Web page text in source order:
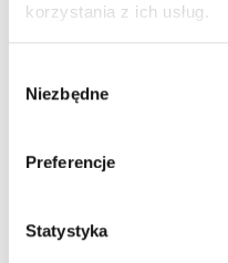
korzystania z ich usług.
zgody
Niezbędne
Preferencje
Statystyka